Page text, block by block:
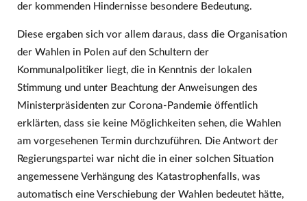
der kommenden Hindernisse besondere Bedeutung.
Diese ergaben sich vor allem daraus, dass die Organisation
der Wahlen in Polen auf den Schultern der
Kommunalpolitiker liegt, die in Kenntnis der lokalen
Stimmung und unter Beachtung der Anweisungen des
Ministerpräsidenten zur Corona-Pandemie öffentlich
erklärten, dass sie keine Möglichkeiten sehen, die Wahlen
am vorgesehenen Termin durchzuführen. Die Antwort der
Regierungspartei war nicht die in einer solchen Situation
angemessene Verhängung des Katastrophenfalls, was
automatisch eine Verschiebung der Wahlen bedeutet hätte,